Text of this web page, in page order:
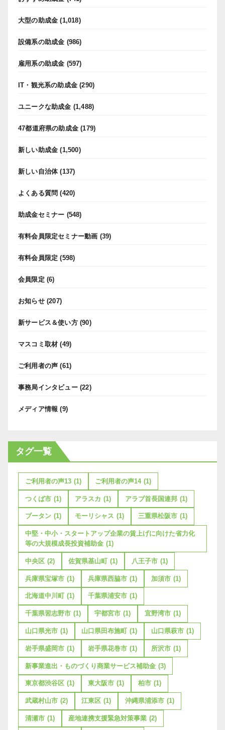
大型の助成金 (1,018)
設備系の助成金 (986)
雇用系の助成金 (597)
IT・観光系の助成金 (290)
ユニークな助成金 (1,488)
47都道府県の助成金 (179)
新しい助成金 (1,500)
新しい自治体(137)
よくある質問 (420)
助成金セミナー (548)
有料会員限定セミナー動画 (39)
有料会員限定 (598)
会員限定 (6)
お知らせ(207)
新サービス＆使い方(90)
マスコミ取材 (49)
ご利用者の声 (61)
事務局インタビュー(22)
メディア情報 (9)
タグ一覧
ご利用者の声13 (1) ご利用者の声14 (1)
つくば市 (1) アラスカ (1) アラブ首長国連邦 (1)
ブータン (1) モーリシャス (1) 三重県松阪市 (1)
中堅・中小・スタートアップ企業の賃上げに向けた省力化
等の大規模成長投資補助金 (1)
中央区 (2) 佐賀県基山町 (1) 八王子市 (1)
兵庫県宝塚市 (1) 兵庫県西脇市 (1) 加須市 (1)
北海道中川町 (1) 千葉県浦安市 (1)
千葉県習志野市 (1) 宇都宮市 (1) 宜野湾市 (1)
山口県光市 (1) 山口県田布施町 (1) 山口県萩市 (1)
岩手県盛岡市 (1) 岩手県花巻市 (1) 所沢市 (1)
新事業進出・ものづくり商業サービス補助金 (3)
東京都渋谷区 (1) 東大阪市 (1) 柏市 (1)
武蔵村山市 (2) 江東区 (1) 沖縄県浦添市 (1)
清瀬市 (1) 産地連携支援緊急対策事業 (2)